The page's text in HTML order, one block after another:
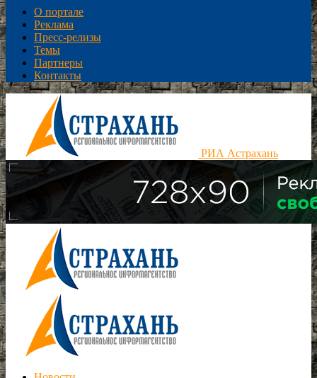
О портале
Реклама
Пресс-релизы
Темы
Партнеры
Контакты
РИА Астрахань